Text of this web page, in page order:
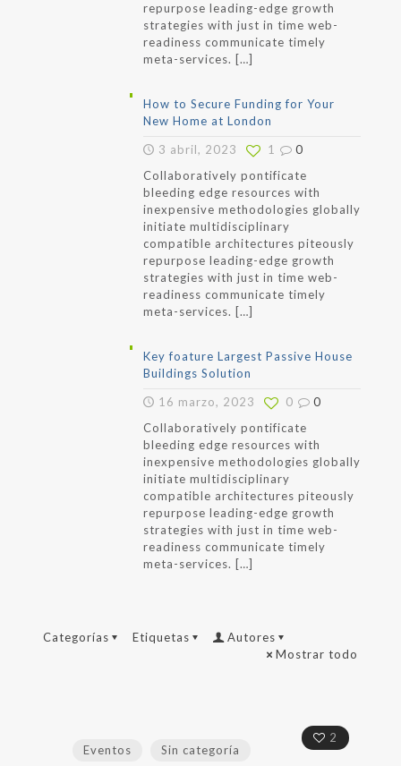
repurpose leading-edge growth
strategies with just in time web-
readiness communicate timely
meta-services. […]
How to Secure Funding for Your
New Home at London
3 abril, 2023
0
1
Collaboratively pontificate
bleeding edge resources with
inexpensive methodologies globally
initiate multidisciplinary
compatible architectures piteously
repurpose leading-edge growth
strategies with just in time web-
readiness communicate timely
meta-services. […]
Key foature Largest Passive House
Buildings Solution
16 marzo, 2023
0
0
Collaboratively pontificate
bleeding edge resources with
inexpensive methodologies globally
initiate multidisciplinary
compatible architectures piteously
repurpose leading-edge growth
strategies with just in time web-
readiness communicate timely
meta-services. […]
Categorías Etiquetas
Autores
Mostrar todo
2
Eventos
Sin categoría